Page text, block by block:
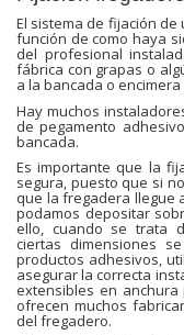
El sistema de fijación
función de como haya
del profesional
fábrica con grapas o
a la bancada o
Hay muchos
de pegamento
bancada.
Es importante que la
segura, puesto que si
que la fregadera llegue
podamos depositar
ello, cuando se trata
ciertas dimensiones
productos adhesivos,
asegurar la correcta
extensibles en
ofrecen muchos
del fregadero.